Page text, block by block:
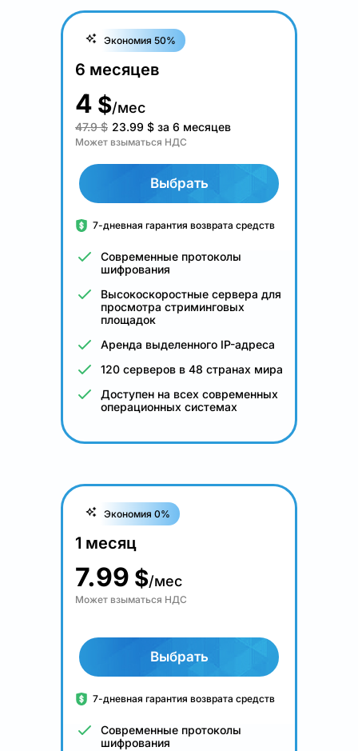
Экономия 50%
6 месяцев
4 $/мес
47.9 $ 23.99 $ за 6 месяцев
Может взыматься НДС
Выбрать
7-дневная гарантия возврата средств
Современные протоколы
шифрования
Высокоскоростные сервера для
просмотра стриминговых
площадок
Аренда выделенного IP-адреса
120 серверов в 48 странах мира
Доступен на всех современных
операционных системах
Экономия 0%
1 месяц
7.99 $/мес
Может взыматься НДС
Выбрать
7-дневная гарантия возврата средств
Современные протоколы
шифрования